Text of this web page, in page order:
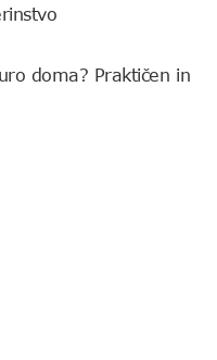
doma? Praktičen in